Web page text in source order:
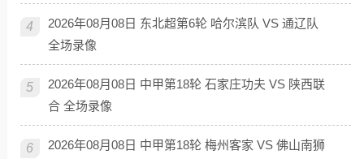
4
2026年08月08日 东北超第6轮 哈尔滨队 VS 通辽队
全场录像
5
2026年08月08日 中甲第18轮 石家庄功夫 VS 陕西联
合 全场录像
6
2026年08月08日 中甲第18轮 梅州客家 VS 佛山南狮